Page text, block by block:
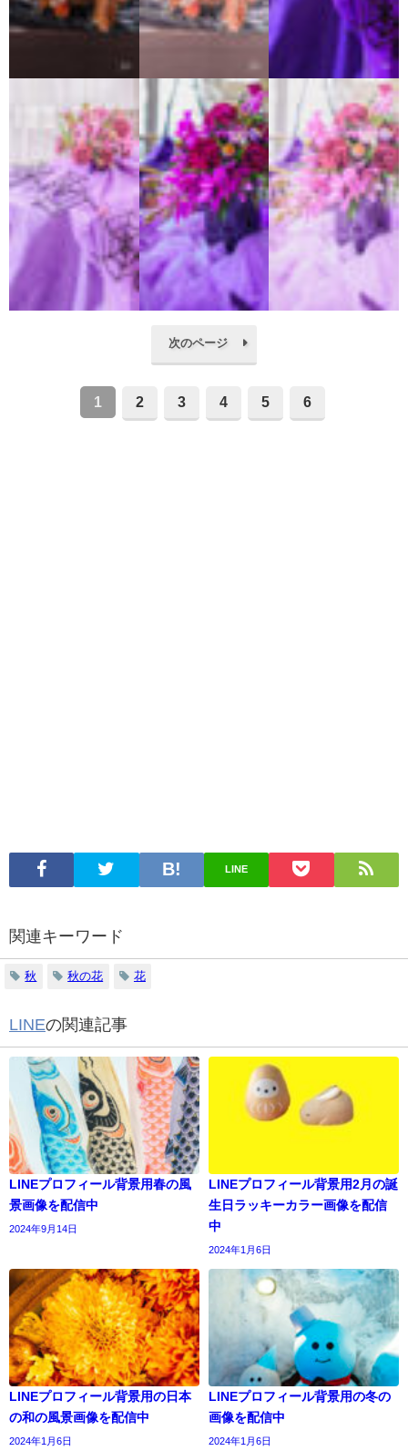
次のページ
1 2 3 4 5 6
LINE
関連キーワード
秋 秋の花 花
LINEの関連記事
LINEプロフィール背景用春の風
景画像を配信中
2024年9月14日
LINEプロフィール背景用2月の誕
生日ラッキーカラー画像を配信
中
2024年1月6日
LINEプロフィール背景用の日本
の和の風景画像を配信中
2024年1月6日
LINEプロフィール背景用の冬の
画像を配信中
2024年1月6日